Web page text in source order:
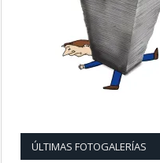
ÚLTIMAS FOTOGALERÍAS